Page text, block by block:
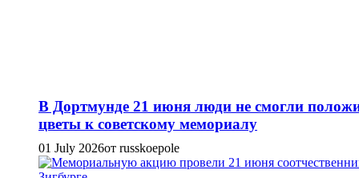
В Дортмунде 21 июня люди не смогли
цветы к советскому мемориалу
01 July 2026от russkoepole